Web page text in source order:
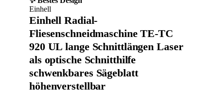
Einhell
Einhell Radial-
Fliesenschneidmaschine TE-TC
920 UL lange Schnittlängen Laser
als optische Schnitthilfe
schwenkbares Sägeblatt
höhenverstellbar